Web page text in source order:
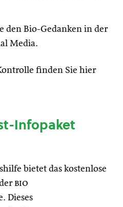
den Bio-Gedanken in der
Media.
finden Sie hier
Infopaket
bietet das kostenlose
bio
Dieses